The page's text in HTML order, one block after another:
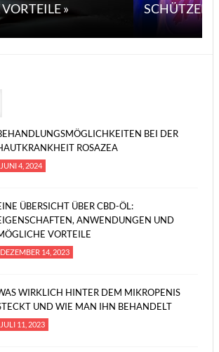
»
SCHÜTZEN
BEI DER
ROSAZEA
JUNI 4, 2024
ÜBERSICHT ÜBER CBD-ÖL:
ANWENDUNGEN UND
VORTEILE
DEZEMBER 14, 2023
WIRKLICH HINTER DEM MIKROPENIS
UND WIE MAN IHN BEHANDELT
JULI 11, 2023